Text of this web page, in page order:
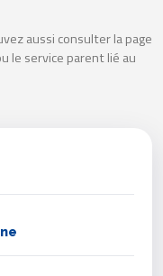
aussi consulter la page
le service parent lié au